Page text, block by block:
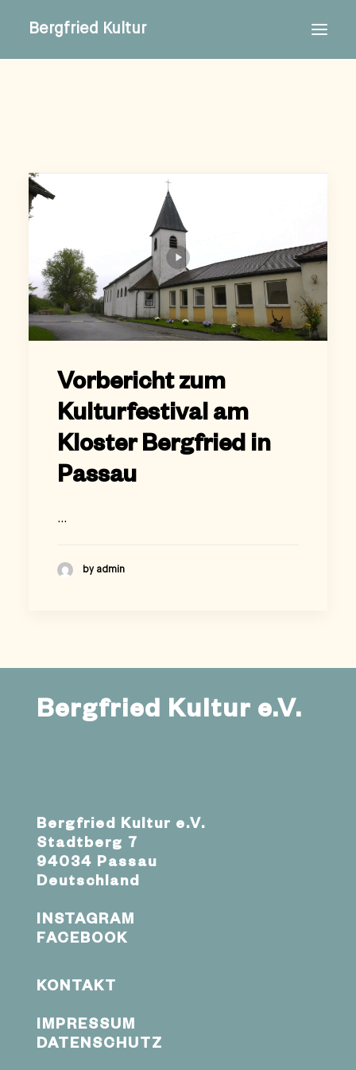
Bergfried Kultur
Vorbericht zum
Kulturfestival am
Kloster Bergfried in
Passau
…
by admin
Bergfried Kultur e.V.
Bergfried Kultur e.V.
Stadtberg 7
94034 Passau
Deutschland
INSTAGRAM
FACEBOOK
KONTAKT
IMPRESSUM
DATENSCHUTZ